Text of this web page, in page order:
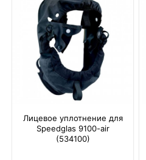
Лицевое уплотнение для
Speedglas 9100-air
(534100)